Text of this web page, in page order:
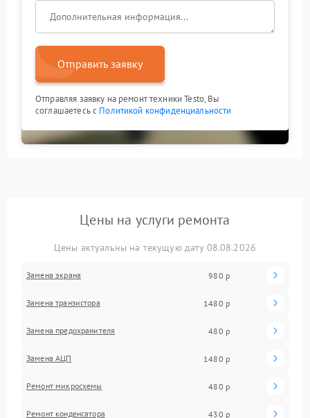
Отправить заявку
Отправляя заявку на ремонт техники Testo, Вы
соглашаетесь с Политикой конфиденциальности
Цены на услуги ремонта
Цены актуальны на текущую дату 08.08.2026
Замена экрана 980 р
Замена транзистора 1480 р
Замена предохранителя 480 р
Замена АЦП 1480 р
Ремонт микросхемы 480 р
Ремонт конденсатора 430 р